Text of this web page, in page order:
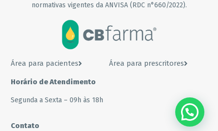
normativas vigentes da ANVISA (RDC n°660/2022).
Área para pacientes Área para prescritores
Horário de Atendimento
Segunda a Sexta – 09h às 18h
Contato